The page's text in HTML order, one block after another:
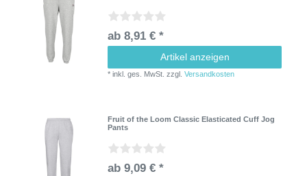
ab 8,91 € *
Artikel anzeigen
*inkl. ges. MwSt. zzgl.Versandkosten
Fruit of the Loom Classic Elasticated Cuff Jog
Pants
ab 9,09 € *